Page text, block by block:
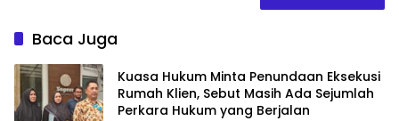
Baca Juga
Kuasa Hukum Minta Penundaan Eksekusi
Rumah Klien, Sebut Masih Ada Sejumlah
Perkara Hukum yang Berjalan